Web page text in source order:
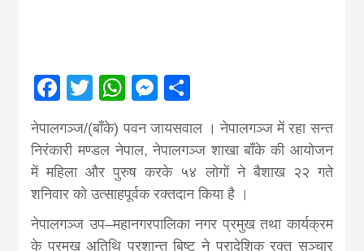
news in hindi
from
Facebook
TwitterWhatsApp
Messenger
नेपालगञ्ज/(बाँके) पवन जायसवाल ।नेपालगञ्ज में रहा सन्त
निरंकारी मण्डल नेपाल, नेपालगञ्ज शाखा बाँके की आयोजन
में महिला और पुरुष करके ५४ लोगों ने बैशाख २२ गते
शनिवार को उत्साहपूर्वक रक्तदान किया है ।
नेपालगञ्ज उप–महानगरपालिका नगर प्रमुख तथा कार्यक्रम
के प्रमुख अतिथि प्रशान्त बिष्ट ने प्रादेशिक रक्त सञ्चार